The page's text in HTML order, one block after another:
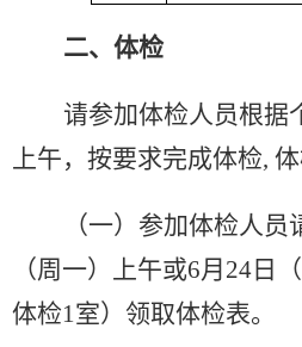
二、体检
请参加体检人员根据
上午，按要求完成体检,
（一） 参加体检人员
（周 一）上午或6月24日
体检1室）领取体检表。